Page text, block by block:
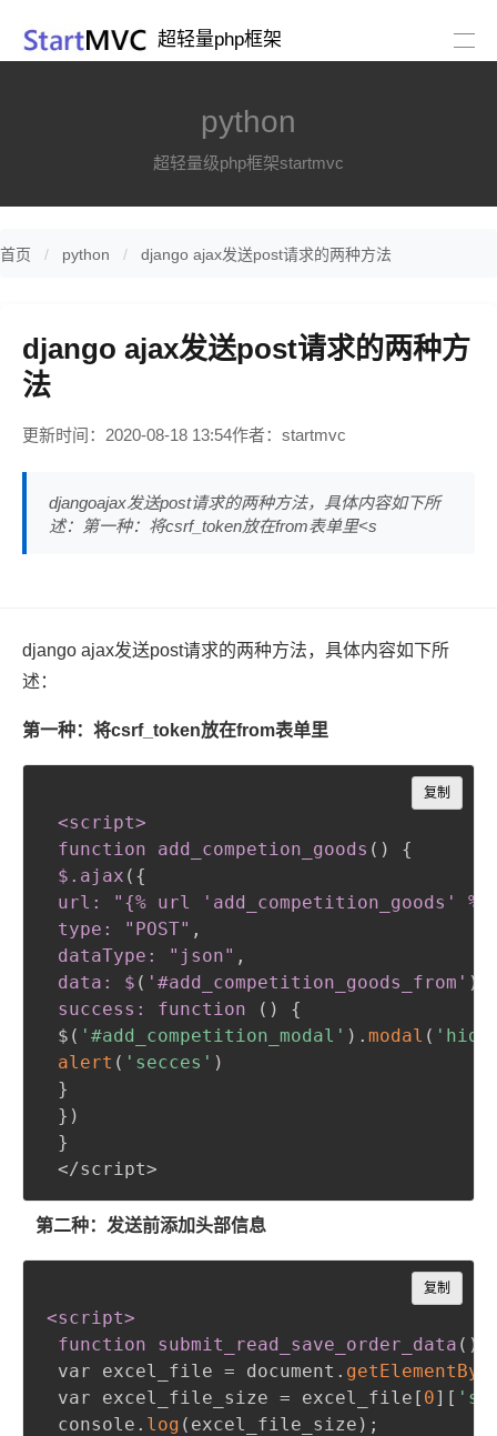
超轻量php框架
python
超轻量级php框架startmvc
首页 python django ajax发送post请求的两种方法
django ajax发送post请求的两种方
法
更新时间：2020-08-18 13:54作者：startmvc
djangoajax发送post请求的两种方法，具体内容如下所
述：第一种：将csrf_token放在from表单里<s
django ajax发送post请求的两种方法，具体内容如下所
述：
第一种：将csrf_token放在from表单里
<script>
function add_competion_goods ( )
{
$ .ajax ( {
url: "{% url 'add_competition_goods'
type: "POST" ,
dataType: "json" ,
data: $ ( ' #add_competition_goods_from ' )
success: function
( )
{
$ ( '#add_competition_modal' ) . modal (
alert ( 'secces' )
}
} )
}
</script>
复制
Copy
第二种：发送前添加头部信息
<script>
function submit_read_save_order_data ( )
var excel_file = document.
var excel_file_size = excel_file[ 0][
console. log ( excel_file_size ) ;
复制
Copy